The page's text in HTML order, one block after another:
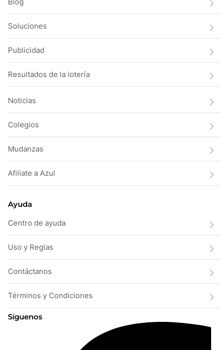
Soluciones
Publicidad
Resultados de la lotería
Noticias
Colegios
Mudanzas
Afiliate a Azul
Ayuda
Centro de ayuda
Uso y Reglas
Contáctanos
Términos y Condiciones
Síguenos